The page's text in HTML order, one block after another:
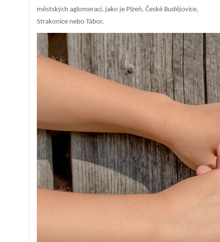
městských aglomerací, jako je Plzeň, České Budějovice,
Strakonice nebo Tábor.